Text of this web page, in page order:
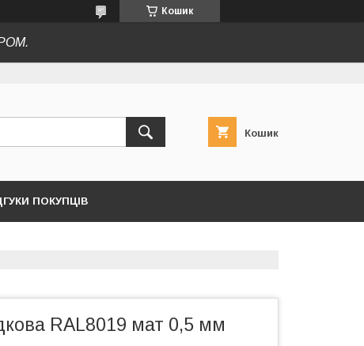
Кошик
Кошик
ПОКУПЦІВ
RAL8019 мат 0,5 мм